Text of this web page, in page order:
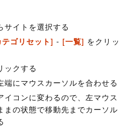
サイトを選択する
テゴリセット] - [一覧]
をクリッ
ックする
端にマウスカーソルを合わせる
イコンに変わるので、左マウス
まの状態で移動先までカーソル